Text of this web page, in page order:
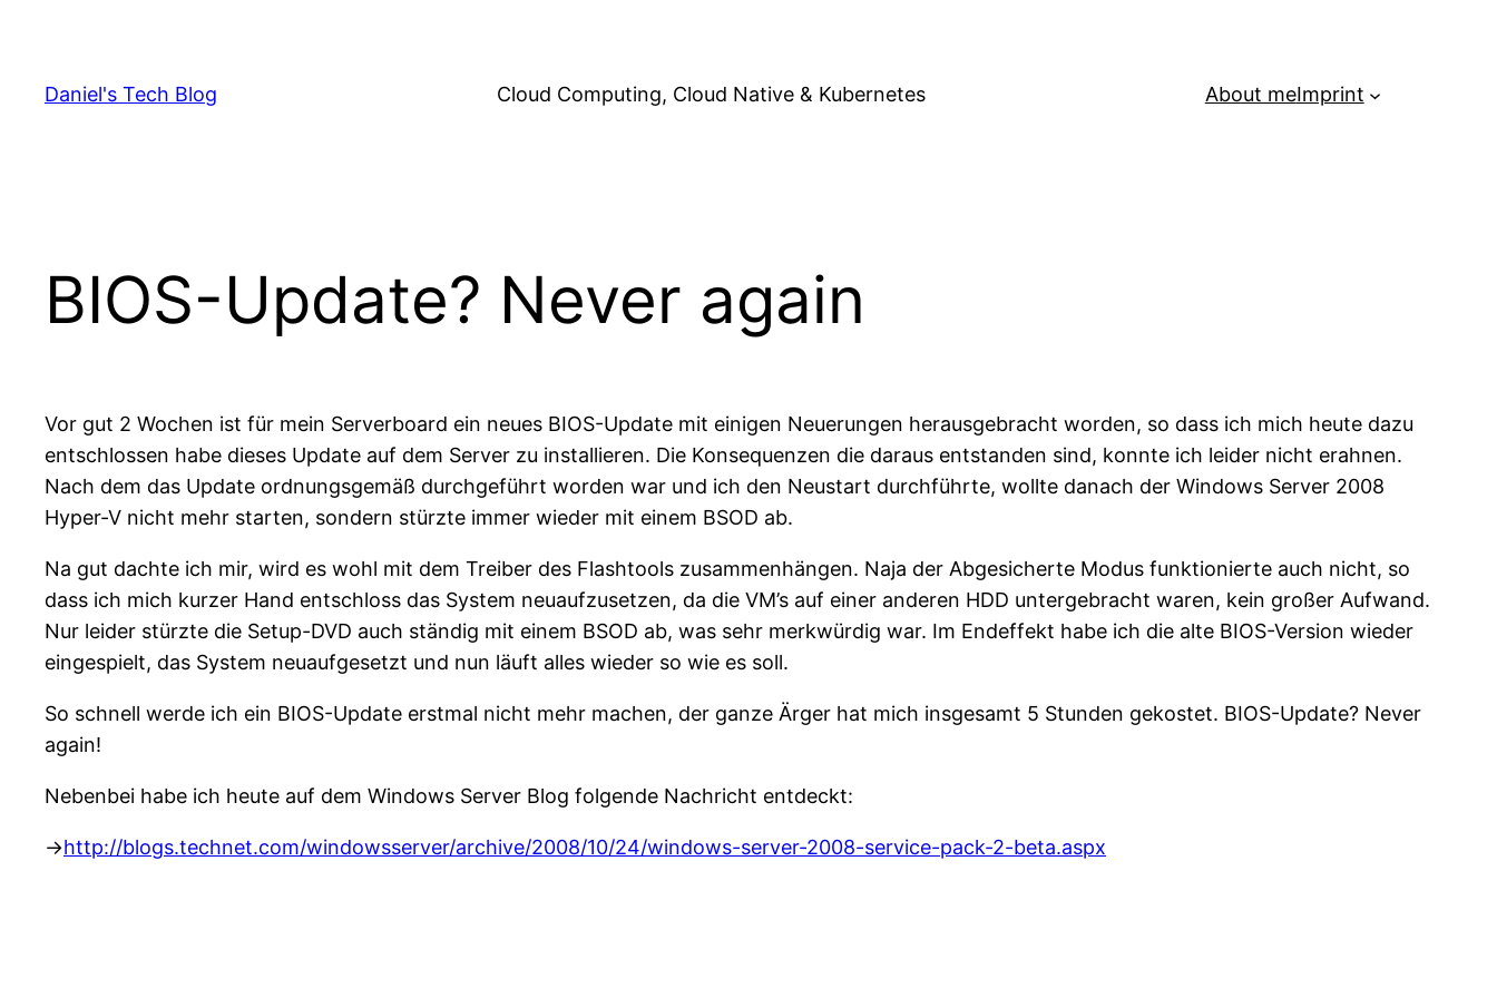
content
Daniel's Tech Blog Cloud Computing, Cloud Native & Kubernetes About meImprint
BIOS-Update? Never again
Vor gut 2 Wochen ist für mein Serverboard ein neues BIOS-Update mit einigen Neuerungen herausgebracht worden, so dass ich mich heute dazu
entschlossen habe dieses Update auf dem Server zu installieren. Die Konsequenzen die daraus entstanden sind, konnte ich leider nicht erahnen.
Nach dem das Update ordnungsgemäß durchgeführt worden war und ich den Neustart durchführte, wollte danach der Windows Server 2008
Hyper-V nicht mehr starten, sondern stürzte immer wieder mit einem BSOD ab.
Na gut dachte ich mir, wird es wohl mit dem Treiber des Flashtools zusammenhängen. Naja der Abgesicherte Modus funktionierte auch nicht, so
dass ich mich kurzer Hand entschloss das System neuaufzusetzen, da die VM’s auf einer anderen HDD untergebracht waren, kein großer Aufwand.
Nur leider stürzte die Setup-DVD auch ständig mit einem BSOD ab, was sehr merkwürdig war. Im Endeffekt habe ich die alte BIOS-Version wieder
eingespielt, das System neuaufgesetzt und nun läuft alles wieder so wie es soll.
So schnell werde ich ein BIOS-Update erstmal nicht mehr machen, der ganze Ärger hat mich insgesamt 5 Stunden gekostet. BIOS-Update? Never
again!
Nebenbei habe ich heute auf dem Windows Server Blog folgende Nachricht entdeckt:
->http://blogs.technet.com/windowsserver/archive/2008/10/24/windows-server-2008-service-pack-2-beta.aspx